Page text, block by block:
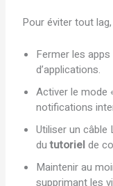
Pour éviter tout
Fermer les
d’applications.
Activer le mode
notifications
Utiliser un câble
dututorielde
Maintenir au
supprimant les